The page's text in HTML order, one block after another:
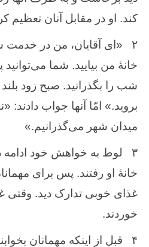
كند. او در مقابل‌ آنان ‌تعظیم‌
۲
«ای آقایان‌، من‌ در خدمت
‌خانهٔ من ‌بیایید. شما
شب ‌را بگذرانید. صبح ‌زود
بروید.» امّا آنها جواب ‌دادند:
میدان‌ شهر می‌گذرانیم‌.»
۳
لوط ‌به‌ خواهش‌ خود ادامه
‌خانهٔ او رفتند. پس ‌برای
غذای خوبی تدارک ‌دید. وقتی
خوردند.
۴
قبل ‌از اینكه‌ مهمانان